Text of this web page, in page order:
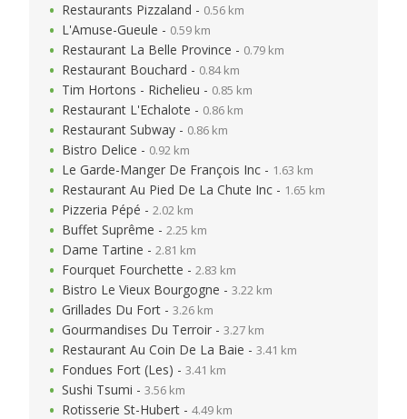
Restaurants Pizzaland - 0.56 km
L'Amuse-Gueule - 0.59 km
Restaurant La Belle Province - 0.79 km
Restaurant Bouchard - 0.84 km
Tim Hortons - Richelieu - 0.85 km
Restaurant L'Echalote - 0.86 km
Restaurant Subway - 0.86 km
Bistro Delice - 0.92 km
Le Garde-Manger De François Inc - 1.63 km
Restaurant Au Pied De La Chute Inc - 1.65 km
Pizzeria Pépé - 2.02 km
Buffet Suprême - 2.25 km
Dame Tartine - 2.81 km
Fourquet Fourchette - 2.83 km
Bistro Le Vieux Bourgogne - 3.22 km
Grillades Du Fort - 3.26 km
Gourmandises Du Terroir - 3.27 km
Restaurant Au Coin De La Baie - 3.41 km
Fondues Fort (Les) - 3.41 km
Sushi Tsumi - 3.56 km
Rotisserie St-Hubert - 4.49 km